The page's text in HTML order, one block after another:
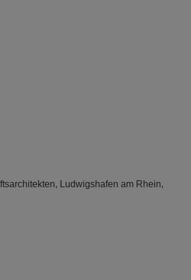
Ludwigshafen am Rhein,